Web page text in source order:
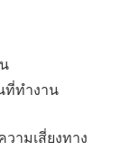
ที่ทำงาน
ามเสี่ยงทาง